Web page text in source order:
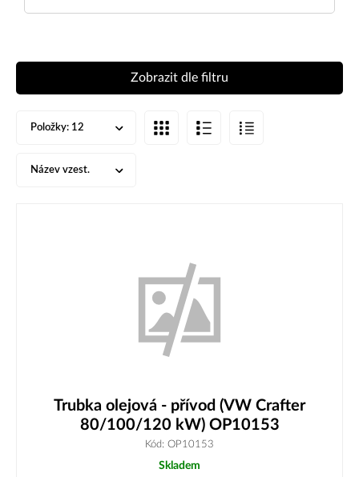
Zobrazit dle filtru
Položky: 12
Název vzest.
Trubka olejová - přívod (VW Crafter
80/100/120 kW) OP10153
Kód: OP10153
Skladem